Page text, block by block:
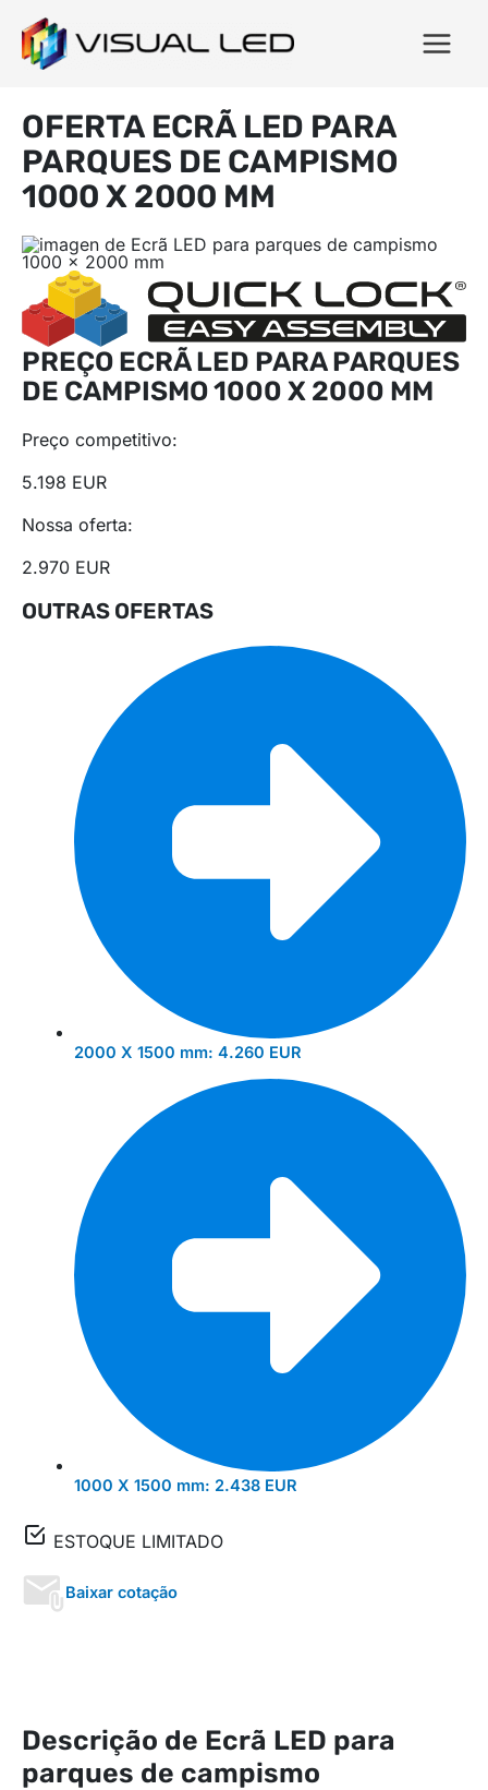
OFERTA ECRÃ LED PARA
PARQUES DE CAMPISMO
1000 X 2000 MM
PREÇO ECRÃ LED PARA PARQUES
DE CAMPISMO 1000 X 2000 MM
Preço competitivo:
5.198 EUR
Nossa oferta:
2.970 EUR
OUTRAS OFERTAS
2000 X 1500 mm: 4.260 EUR
1000 X 1500 mm: 2.438 EUR
ESTOQUE LIMITADO
Baixar cotação
Descrição de Ecrã LED para
parques de campismo